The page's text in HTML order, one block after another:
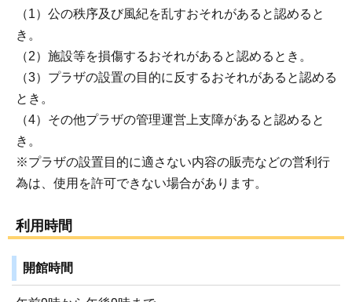
（1）公の秩序及び風紀を乱すおそれがあると認めると
き。
（2）施設等を損傷するおそれがあると認めるとき。
（3）プラザの設置の目的に反するおそれがあると認める
とき。
（4）その他プラザの管理運営上支障があると認めると
き。
※プラザの設置目的に適さない内容の販売などの営利行
為は、使用を許可できない場合があります。
利用時間
開館時間